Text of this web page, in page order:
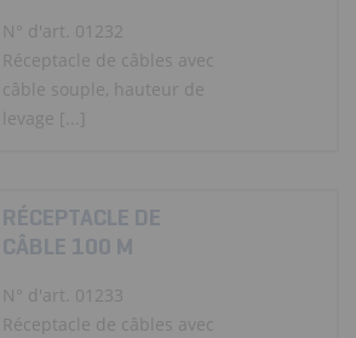
N° d'art. 01232
Réceptacle de câbles avec
câble souple, hauteur de
levage [...]
RÉCEPTACLE DE
CÂBLE 100 M
N° d'art. 01233
Réceptacle de câbles avec